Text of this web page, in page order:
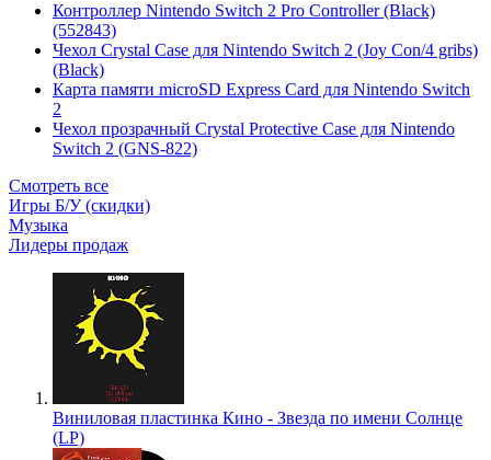
Контроллер Nintendo Switch 2 Pro Controller (Black)
(552843)
Чехол Сrystal Сase для Nintendo Switch 2 (Joy Con/4 gribs)
(Black)
Карта памяти microSD Express Card для Nintendo Switch
2
Чехол прозрачный Crystal Protective Case для Nintendo
Switch 2 (GNS-822)
Смотреть все
Игры Б/У (скидки)
Музыка
Лидеры продаж
Виниловая пластинка Кино - Звезда по имени Солнце
(LP)